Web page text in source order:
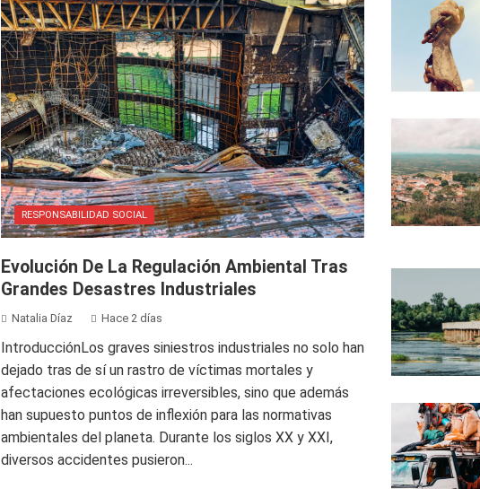
RESPONSABILIDAD SOCIAL
Evolución De La Regulación Ambiental Tras
Grandes Desastres Industriales
Natalia Díaz Hace 2 días
IntroducciónLos graves siniestros industriales no solo han
dejado tras de sí un rastro de víctimas mortales y
afectaciones ecológicas irreversibles, sino que además
han supuesto puntos de inflexión para las normativas
ambientales del planeta. Durante los siglos XX y XXI,
diversos accidentes pusieron...